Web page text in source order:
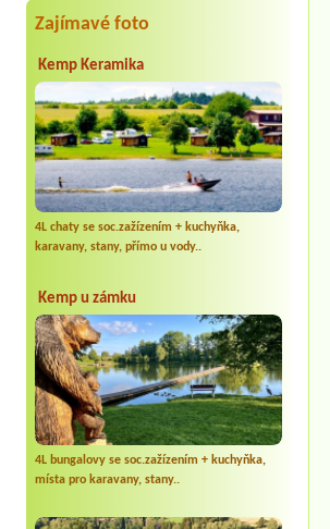
Zajímavé foto
Kemp Keramika
4L chaty se soc.zažízením + kuchyňka,
karavany, stany, přímo u vody..
Kemp u zámku
4L bungalovy se soc.zažízením + kuchyňka,
místa pro karavany, stany..